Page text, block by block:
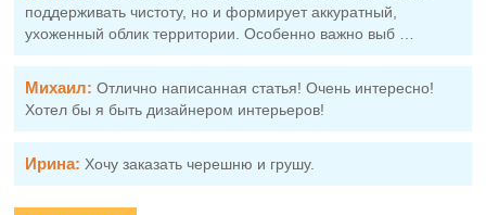
поддерживать чистоту, но и формирует аккуратный,
ухоженный облик территории. Особенно важно выб …
Михаил: Отлично написанная статья! Очень интересно!
Хотел бы я быть дизайнером интерьеров!
Ирина: Хочу заказать черешню и грушу.